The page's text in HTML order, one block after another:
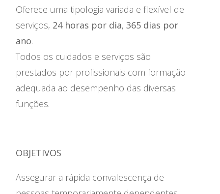
Oferece uma tipologia variada e flexível de
serviços, 24 horas por dia, 365 dias por
ano.
Todos os cuidados e serviços são
prestados por profissionais com formação
adequada ao desempenho das diversas
funções.
OBJETIVOS
Assegurar a rápida convalescença de